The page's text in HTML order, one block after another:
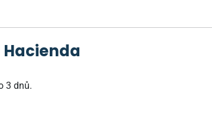
3 dnů.